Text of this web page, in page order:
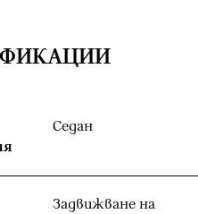
Седан
Задвижване на